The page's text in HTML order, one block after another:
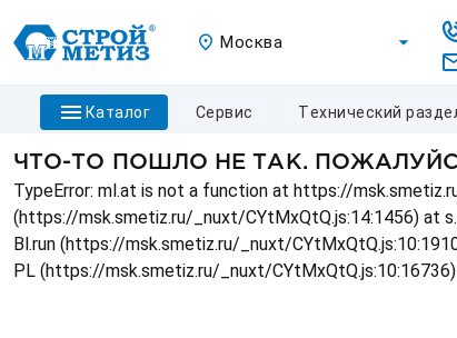
Москва
каталог сервис технический
ЧТО-ТО ПОШЛО НЕ ТАК.
TypeError: ml.at is not a function at https://
(https://msk.smetiz.ru/_nuxt/CYtMxQtQ.js:14:1456) at
Bl.run (https://msk.smetiz.ru/_nuxt/
PL (https://msk.smetiz.ru/_nuxt/